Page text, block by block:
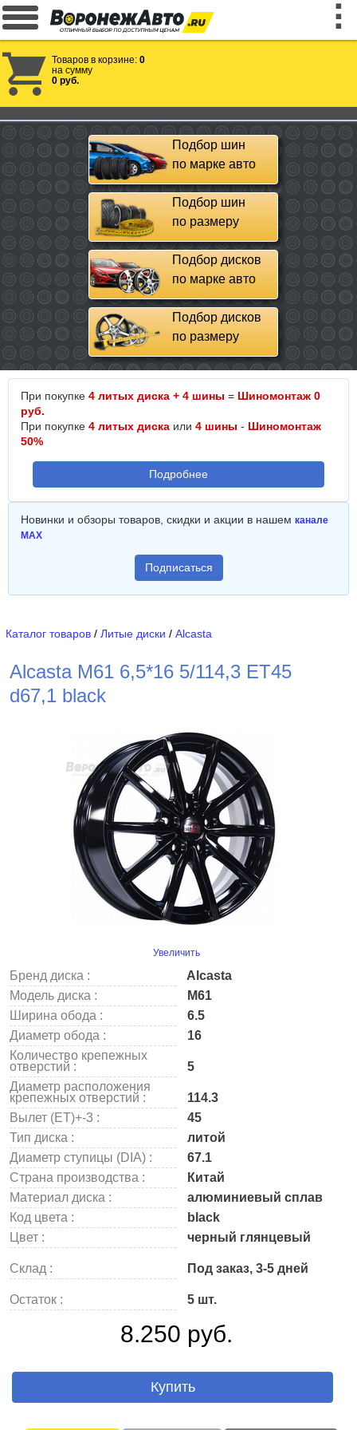
Товаров в корзине: 0
на сумму
0 руб.
Подбор шин
по марке авто
Подбор шин
по размеру
Подбор дисков
по марке авто
Подбор дисков
по размеру
При покупке 4 литых диска + 4 шины = Шиномонтаж 0
руб.
При покупке 4 литых диска или 4 шины - Шиномонтаж
50%
Подробнее
Новинки и обзоры товаров, скидки и акции в нашем канале
MAX
Подписаться
Каталог товаров / Литые диски / Alcasta
Alcasta M61 6,5*16 5/114,3 ET45
d67,1 black
Увеличить
Бренд диска :
Alcasta
Модель диска :
M61
Ширина обода :
6.5
Диаметр обода :
16
Количество крепежных
отверстий :
5
Диаметр расположения
крепежных отверстий :
114.3
Вылет (ET)+-3 :
45
Тип диска :
литой
Диаметр ступицы (DIA) :
67.1
Страна производства :
Китай
Материал диска :
алюминиевый сплав
Код цвета :
black
Цвет :
черный глянцевый
Склад : Под заказ, 3-5 дней
Остаток : 5 шт.
8.250 руб.
Купить